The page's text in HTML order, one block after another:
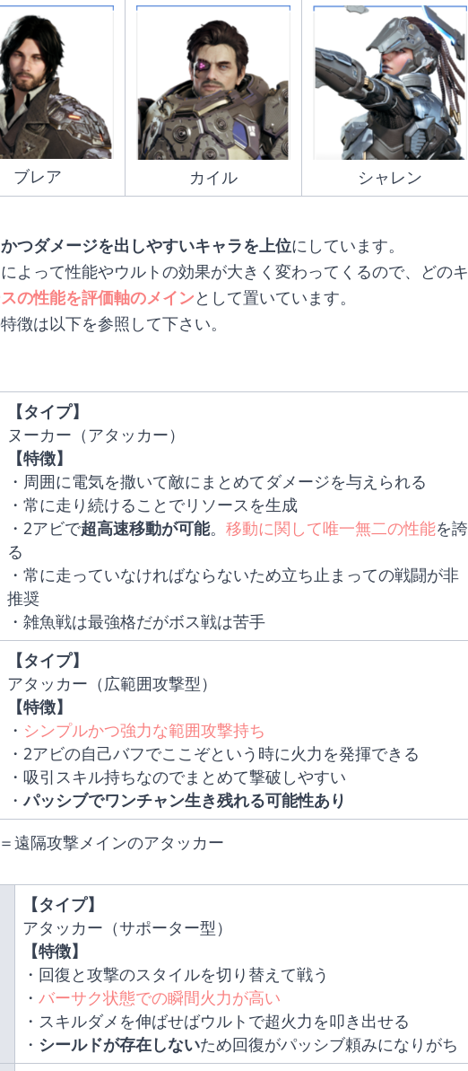
ブレア カイル シャレン
つダメージを出しやすいキャラを上位にしています。
よって性能やウルトの効果が大きく変わってくるので、どのキ
の性能を評価軸のメインとして置いています。
徴は以下を参照して下さい。
【タイプ】
ヌーカー（アタッカー）
【特徴】
・周囲に電気を撒いて敵にまとめてダメージを与えられる
・常に走り続けることでリソースを生成
・2アビで超高速移動が可能。 移動に関して唯一無二の性能を誇
る
・常に走っていなければならないため立ち止まっての戦闘が非
推奨
・雑魚戦は最強格だがボス戦は苦手
【タイプ】
アタッカー（広範囲攻撃型）
【特徴】
・ シンプルかつ強力な範囲攻撃持ち
・2アビの自己バフでここぞという時に火力を発揮できる
・吸引スキル持ちなのでまとめて撃破しやすい
・パッシブでワンチャン生き残れる可能性あり
遠隔攻撃メインのアタッカー
【タイプ】
アタッカー（サポーター型）
【特徴】
・回復と攻撃のスタイルを切り替えて戦う
・ バーサク状態での瞬間火力が高い
・スキルダメを伸ばせばウルトで超火力を叩き出せる
・ シールドが存在しないため回復がパッシブ頼みになりがち